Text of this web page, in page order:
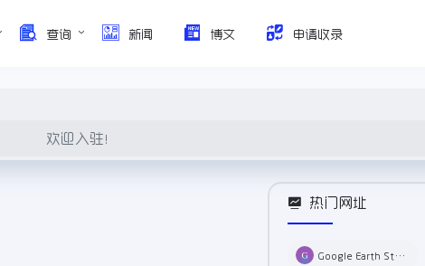
查询 新闻 博文 申请收录
欢迎入驻！
热门网址
Google Earth Studio 谷歌3D地图